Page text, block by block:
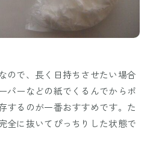
ので、長く日持ちさせたい場合
パーなどの紙でくるんでからポ
するのが一番おすすめです。た
全に抜いてぴっちりした状態で